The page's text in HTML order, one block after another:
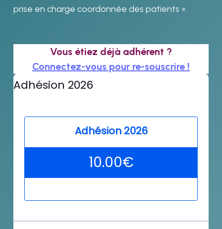
prise en charge coordonnée des patients ».
Vous étiez déjà adhérent ?
Connectez-vous pour re-souscrire !
Adhésion 2026
Adhésion 2026
10.00€